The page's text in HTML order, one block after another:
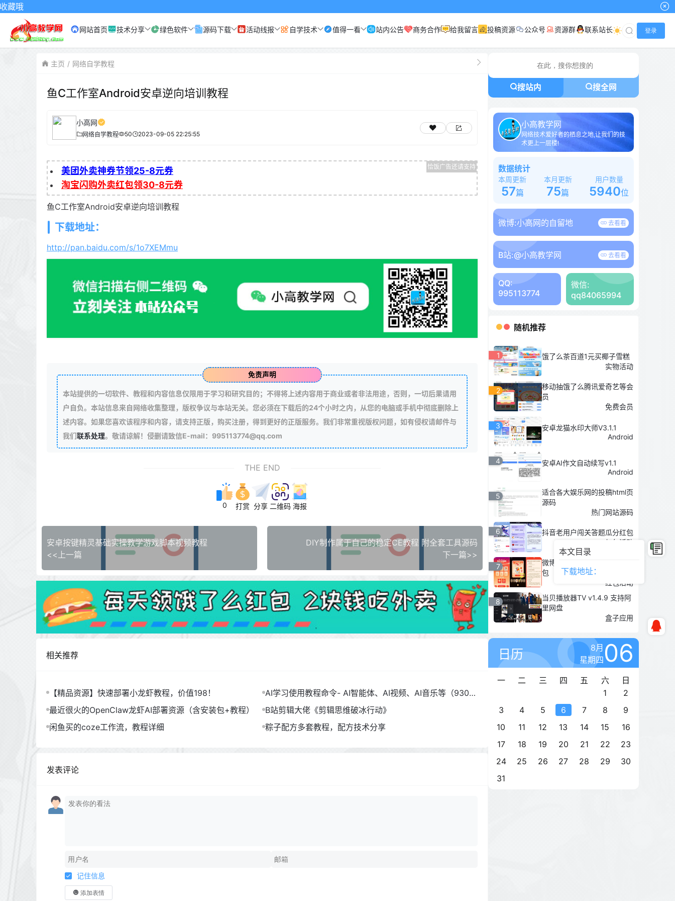
本文目录
下载地址：
网站首页 技术分享 绿色软件 源码下载 活动线报 自学技术 值得一看 站内公告 商务合作 给我留言 投稿资源 公众号 资源群 联系站长 登录
主页 网络自学教程
鱼C工作室Android安卓逆向培训教程
小高网
网络自学教程 50 2023-09-05 22:25:55
美团外卖神券节领25-8元券
淘宝闪购外卖红包领30-8元券
鱼C工作室Android安卓逆向培训教程
下载地址：
http://pan.baidu.com/s/1o7XEMmu
免责声明
本站提供的一切软件、教程和内容信息仅限用于学习和研究目的；不得将上述内容用于商业或者非法用途，否则，一切后果请用
户自负。本站信息来自网络收集整理，版权争议与本站无关。您必须在下载后的24个小时之内，从您的电脑或手机中彻底删除上
述内容。如果您喜欢该程序和内容，请支持正版，购买注册，得到更好的正版服务。我们非常重视版权问题，如有侵权请邮件与
我们联系处理。敬请谅解！侵删请致信E-mail：995113774@qq.com
THE END
0 打赏 分享 二维码 海报
安卓按键精灵基础实操教学游戏脚本视频教程
<<上一篇
DIY制作属于自己的稳定CE教程 附全套工具源码
下一篇>>
相关推荐
【精品资源】快速部署小龙虾教程，价值198！
AI学习使用教程命令- AI智能体、AI视频、AI音乐等（930G
B）
最近很火的OpenClaw龙虾AI部署资源（含安装包+教程）
B站剪辑大佬《剪辑思维破冰行动》
闲鱼买的coze工作流，教程详细
粽子配方多套教程，配方技术分享
发表评论
记住信息
添加表情
搜站内 搜全网
小高教学网
网络技术爱好者的栖息之地,让我们的技
术更上一层楼!
数据统计
本周更新
57篇
本月更新
75篇
用户数量
5940位
微博:小高网的自留地 去看看
B站:@小高教学网 去看看
QQ:
995113774
微信:
qq84065994
随机推荐
1
饿了么茶百道1元买椰子雪糕
实物活动
2
移动抽饿了么腾讯爱奇艺等会
员
免费会员
3
安卓龙猫水印大师V3.1.1
Android
4
安卓AI作文自动续写v1.1
Android
5
适合各大娱乐网的投稿html页
源码
热门网站源码
6
抖音老用户闯关答题瓜分红包
红包活动
7
微博集虎卡开福运瓜分随机红
包
红包活动
8
当贝播放器TV v1.4.9 支持阿
里网盘
盒子应用
日历
8月
星期四06
一 二 三 四 五 六
日
1
2
3
4 5 6 7 8
9
10
11 12 13 14 15
16
17
18 19 20 21 22
23
24
25 26 27 28 29
30
31